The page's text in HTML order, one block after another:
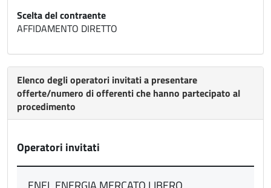
Scelta del contraente
AFFIDAMENTO DIRETTO
Elenco degli operatori invitati a presentare
offerte/numero di offerenti che hanno partecipato al
procedimento
Operatori invitati